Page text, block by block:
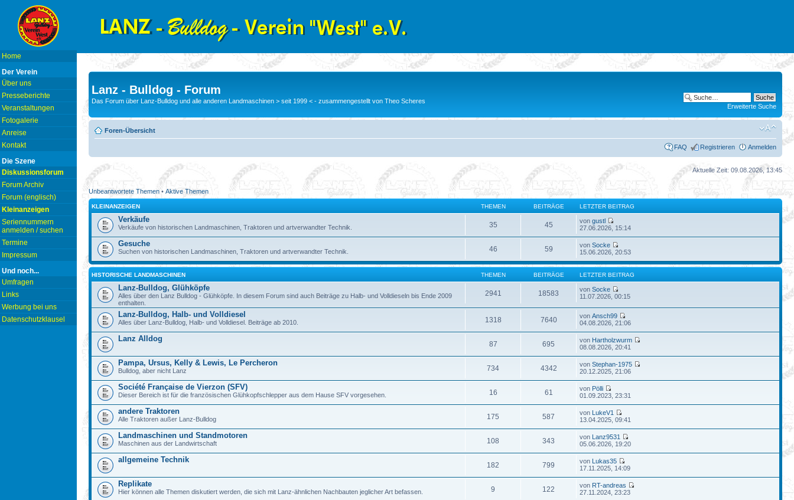
Home
Der Verein
Über uns
Presseberichte
Veranstaltungen
Fotogalerie
Anreise
Kontakt
Die Szene
Diskussionsforum
Forum Archiv
Forum (englisch)
Kleinanzeigen
Seriennummern
anmelden / suchen
Termine
Impressum
Und noch...
Umfragen
Links
Werbung bei uns
Datenschutzklausel
Lanz - Bulldog - Forum
Das Forum über Lanz-Bulldog und alle anderen Landmaschinen > seit 1999 < - zusammengestellt von Theo Scheres
Erweiterte Suche
Foren-Übersicht
FAQ Registrieren Anmelden
Aktuelle Zeit: 09.08.2026, 13:45
Unbeantwortete Themen• Aktive Themen
KLEINANZEIGEN THEMEN BEITRÄGE LETZTER BEITRAG
Verkäufe
Verkäufe von historischen Landmaschinen, Traktoren und artverwandter Technik. 35 45 vongustl
27.06.2026, 15:14
Gesuche
Suchen von historischen Landmaschinen, Traktoren und artverwandter Technik. 46 59 vonSocke
15.06.2026, 20:53
HISTORISCHE LANDMASCHINEN THEMEN BEITRÄGE LETZTER BEITRAG
Lanz-Bulldog, Glühköpfe
Alles über den Lanz Bulldog - Glühköpfe. In diesem Forum sind auch Beiträge zu Halb- und Volldieseln bis Ende 2009
enthalten.
2941 18583 vonSocke
11.07.2026, 00:15
Lanz-Bulldog, Halb- und Volldiesel
Alles über Lanz-Bulldog, Halb- und Volldiesel. Beiträge ab 2010. 1318 7640 vonAnsch99
04.08.2026, 21:06
Lanz Alldog
87 695 von Hartholzwurm
08.08.2026, 20:41
Pampa, Ursus, Kelly & Lewis, Le Percheron
Bulldog, aber nicht Lanz 734 4342 vonStephan-1975
20.12.2025, 21:06
Société Française de Vierzon (SFV)
Dieser Bereich ist für die französischen Glühkopfschlepper aus dem Hause SFV vorgesehen. 16 61 von Pölli
01.09.2023, 23:31
andere Traktoren
Alle Traktoren außer Lanz-Bulldog 175 587 von LukeV1
13.04.2025, 09:41
Landmaschinen und Standmotoren
Maschinen aus der Landwirtschaft 108 343 von Lanz9531
05.06.2026, 19:20
allgemeine Technik
182 799 von Lukas35
17.11.2025, 14:09
Replikate
Hier können alle Themen diskutiert werden, die sich mit Lanz-ähnlichen Nachbauten jeglicher Art befassen. 9 122 von RT-andreas
27.11.2024, 23:23